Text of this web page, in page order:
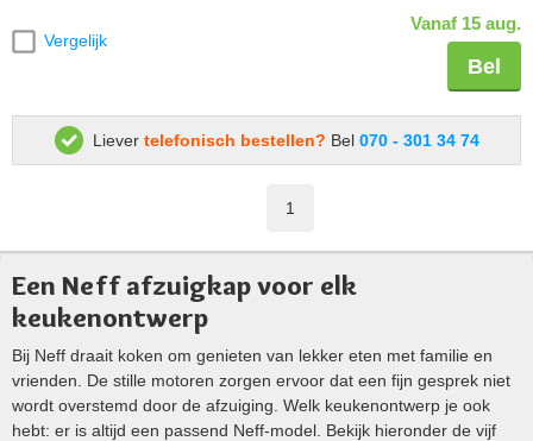
Vergelijk
Vanaf 15 aug.
Bel
Liever telefonisch bestellen? Bel 070 - 301 34 74
1
Een Neff afzuigkap voor elk
keukenontwerp
Bij Neff draait koken om genieten van lekker eten met familie en
vrienden. De stille motoren zorgen ervoor dat een fijn gesprek niet
wordt overstemd door de afzuiging. Welk keukenontwerp je ook
hebt: er is altijd een passend Neff-model. Bekijk hieronder de vijf